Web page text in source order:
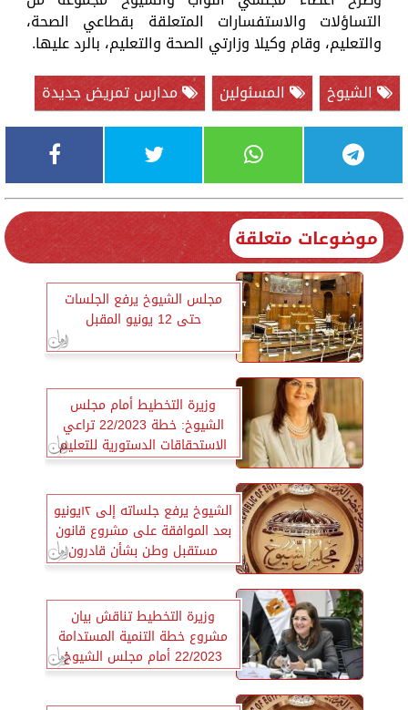
التساؤلات والاستفسارات المتعلقة بقطاعي الصحة،
والتعليم، وقام وكيلا وزارتي الصحة والتعليم، بالرد عليها.
الشيوخ
المسئولين مدارس تمريض جديدة
موضوعات متعلقة
مجلس الشيوخ يرفع الجلسات
حتى 12 يونيو المقبل
وزيرة التخطيط أمام مجلس
الشيوخ: خطة 22/2023 تراعي
الاستحقاقات الدستورية للتعليم
والصحة
الشيوخ يرفع جلساته إلى ١٢يونيو
بعد الموافقة على مشروع قانون
مستقبل وطن بشأن قادرون
باختلاف
وزيرة التخطيط تناقش بيان
مشروع خطة التنمية المستدامة
22/2023 أمام مجلس الشيوخ